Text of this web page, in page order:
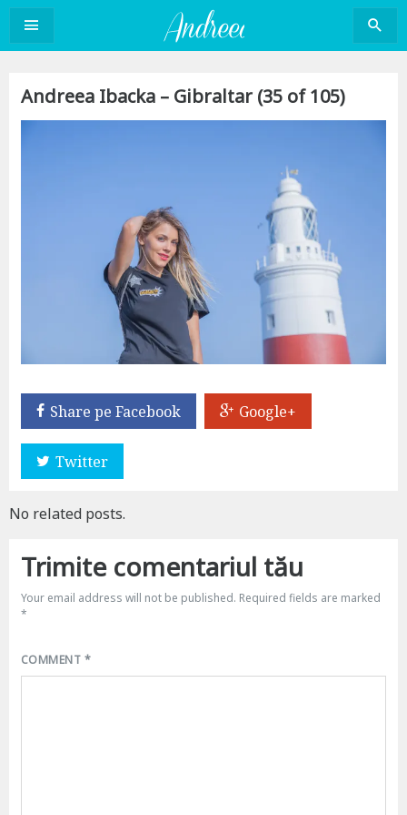
Sari
conținut
Andreea Ibacka – Gibraltar (35 of 105)
Share pe Facebook Google+
Twitter
No related posts.
Trimite comentariul tău
Your email address will not be published. Required fields are marked
*
COMMENT *